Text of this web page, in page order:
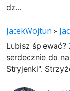
dz...
JacekWojtun »
Lubisz śpiewać?
serdecznie do
Stryjenki".